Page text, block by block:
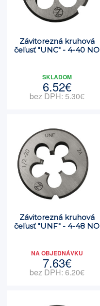
Závitorezná kruhová
čeľusť "UNC" - 4-40 NO
SKLADOM
6.52€
bez DPH: 5.30€
Závitorezná kruhová
čeľusť "UNF" - 4-48 NO
NA OBJEDNÁVKU
7.63€
bez DPH: 6.20€